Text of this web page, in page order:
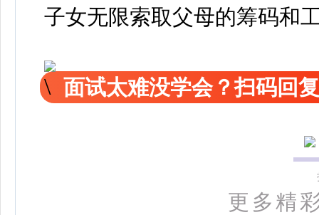
子女无限索取父母的筹码和
面试太难没学会？扫码回
更多精